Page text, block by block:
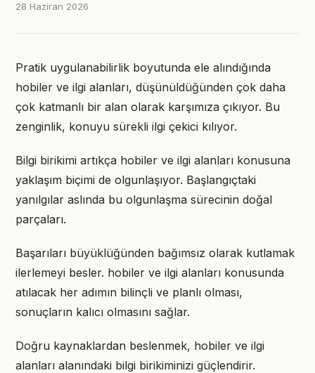
28 Haziran 2026
Pratik uygulanabilirlik boyutunda ele alındığında
hobiler ve ilgi alanları, düşünüldüğünden çok daha
çok katmanlı bir alan olarak karşımıza çıkıyor. Bu
zenginlik, konuyu sürekli ilgi çekici kılıyor.
Bilgi birikimi artıkça hobiler ve ilgi alanları konusuna
yaklaşım biçimi de olgunlaşıyor. Başlangıçtaki
yanılgılar aslında bu olgunlaşma sürecinin doğal
parçaları.
Başarıları büyüklüğünden bağımsız olarak kutlamak
ilerlemeyi besler. hobiler ve ilgi alanları konusunda
atılacak her adımın bilinçli ve planlı olması,
sonuçların kalıcı olmasını sağlar.
Doğru kaynaklardan beslenmek, hobiler ve ilgi
alanları alanındaki bilgi birikiminizi güçlendirir.